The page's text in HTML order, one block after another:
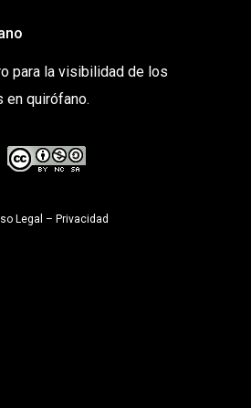
para la visibilidad de los
en quirófano.
Legal – Privacidad